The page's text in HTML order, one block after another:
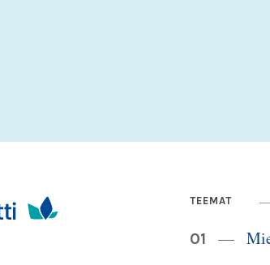
TEEMAT